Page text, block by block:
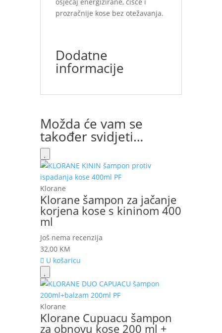
prozračnije kose bez otežavanja.
Dodatne
informacije
Možda će vam se
također svidjeti…
Klorane
Klorane šampon za jačanje
korjena kose s kininom 400
ml
Još nema recenzija
32,00 KM
U košaricu
Klorane
Klorane Cupuacu šampon
za obnovu kose 200 ml +